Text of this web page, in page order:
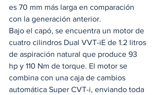
es 70 mm más larga en comparación
con la generación anterior.
Bajo el capó, se encuentra un motor de
cuatro cilindros Dual VVT-iE de 1.2 litros
de aspiración natural que produce 93
hp y 110 Nm de torque. El motor se
combina con una caja de cambios
automática Super CVT-i, enviando toda